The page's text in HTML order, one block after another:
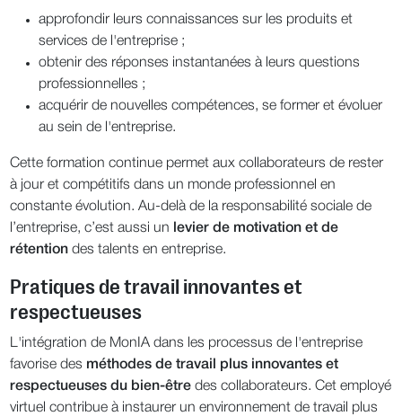
approfondir leurs connaissances sur les produits et
services de l'entreprise ;
obtenir des réponses instantanées à leurs questions
professionnelles ;
acquérir de nouvelles compétences, se former et évoluer
au sein de l'entreprise.
Cette formation continue permet aux collaborateurs de rester
à jour et compétitifs dans un monde professionnel en
constante évolution. Au-delà de la responsabilité sociale de
l’entreprise, c’est aussi un levier de motivation et de
rétention des talents en entreprise.
Pratiques de travail innovantes et
respectueuses
L'intégration de MonIA dans les processus de l'entreprise
favorise des méthodes de travail plus innovantes et
respectueuses du bien-être des collaborateurs. Cet employé
virtuel contribue à instaurer un environnement de travail plus